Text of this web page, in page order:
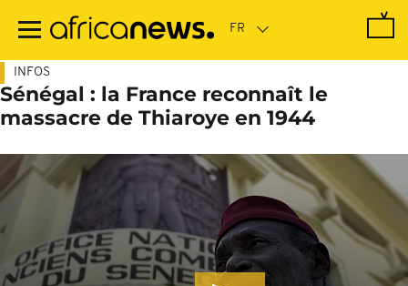
contenu
INFOS
Sénégal : la France reconnaît le
massacre de Thiaroye en 1944